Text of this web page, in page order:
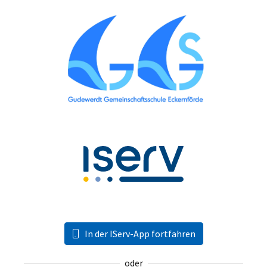
In der IServ-App fortfahren
oder